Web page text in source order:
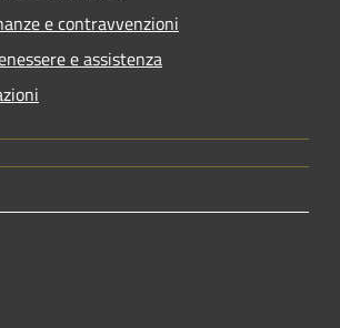
e contravvenzioni
e assistenza